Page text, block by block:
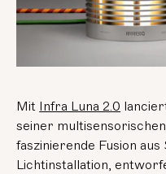
Mit Infra Luna 2.0
seiner
faszinierende Fusion
Lichtinstallation,